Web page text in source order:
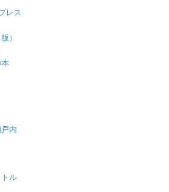
レス
）
内
トル